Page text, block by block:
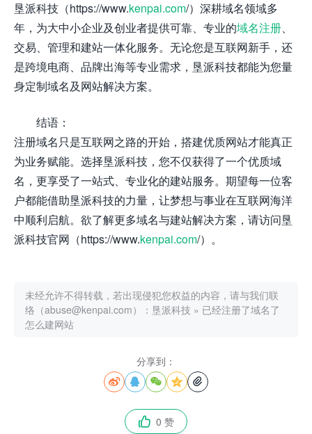
垦派科技（https://www.kenpai.com/）深耕域名领域多
年，为大中小企业及创业者提供可靠、专业的域名注册、
交易、管理和建站一体化服务。无论您是互联网新手，还
是跨境电商、品牌出海等专业需求，垦派科技都能为您量
身定制域名及网站解决方案。
结语：
注册域名只是互联网之路的开始，搭建优质网站才能真正
为业务赋能。选择垦派科技，您不仅获得了一个优质域
名，更享受了一站式、专业化的建站服务。期望每一位客
户都能借助垦派科技的力量，让梦想与事业在互联网海洋
中顺利启航。欲了解更多域名与建站解决方案，请访问垦
派科技官网（https://www.kenpai.com/）。
未经允许不得转载，若出现侵犯您权益的内容，请与我们联
络（abuse@kenpai.com）： 垦派科技 » 已经注册了域名了
怎么建网站
分享到：
    
 0 赞